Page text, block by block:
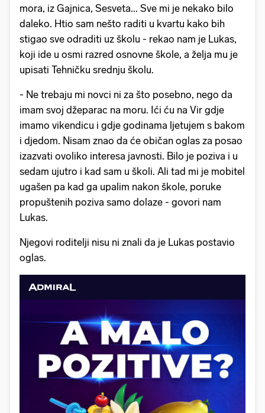
mora, iz Gajnica, Sesveta... Sve mi je nekako bilo
daleko. Htio sam nešto raditi u kvartu kako bih
stigao sve odraditi uz školu - rekao nam je Lukas,
koji ide u osmi razred osnovne škole, a želja mu je
upisati Tehničku srednju školu.
- Ne trebaju mi novci ni za što posebno, nego da
imam svoj džeparac na moru. Ići ću na Vir gdje
imamo vikendicu i gdje godinama ljetujem s bakom
i djedom. Nisam znao da će običan oglas za posao
izazvati ovoliko interesa javnosti. Bilo je poziva i u
sedam ujutro i kad sam u školi. Ali tad mi je mobitel
ugašen pa kad ga upalim nakon škole, poruke
propuštenih poziva samo dolaze - govori nam
Lukas.
Njegovi roditelji nisu ni znali da je Lukas postavio
oglas.